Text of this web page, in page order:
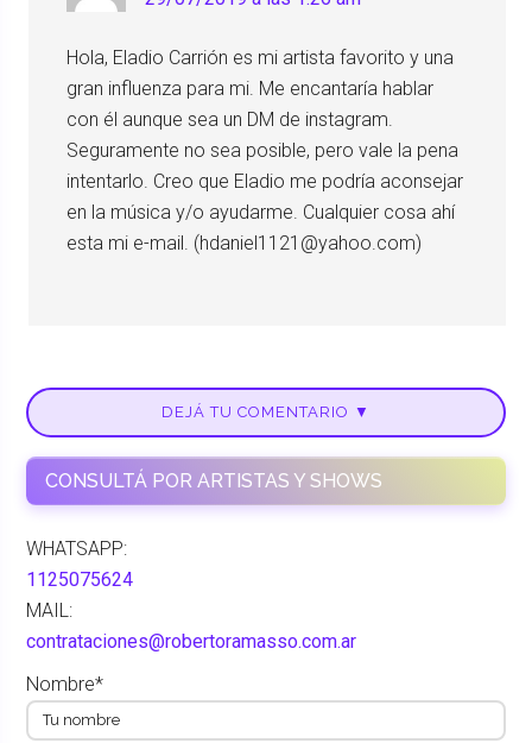
Hola, Eladio Carrión es mi artista favorito y una
gran influenza para mi. Me encantaría hablar
con él aunque sea un DM de instagram.
Seguramente no sea posible, pero vale la pena
intentarlo. Creo que Eladio me podría aconsejar
en la música y/o ayudarme. Cualquier cosa ahí
esta mi e-mail. (hdaniel1121@yahoo.com)
DEJÁ TU COMENTARIO ▼
CONSULTÁ POR ARTISTAS Y SHOWS
WHATSAPP:
1125075624
MAIL:
contrataciones@robertoramasso.com.ar
Nombre*